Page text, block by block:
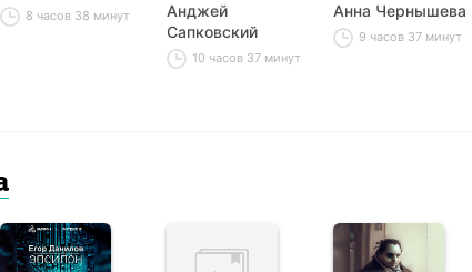
8 часов 38 минут
Анджей
Сапковский
10 часов 37 минут
Анна Чернышева
9 часов 37 минут